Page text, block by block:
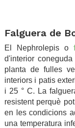
Falguera de
El Nephrolepis o
d'interior
planta de fulles
interiors i patis
i 25 ° C. La
resistent perquè
en les condicions
una temperatura